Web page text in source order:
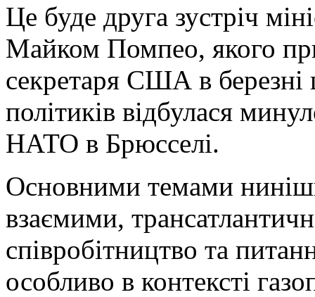
Це буде друга зустріч
Майком Помпео, якого
секретаря США в березні
політиків відбулася
НАТО в Брюсселі.
Основними темами
взаємими,
співробітництво та
особливо в контексті